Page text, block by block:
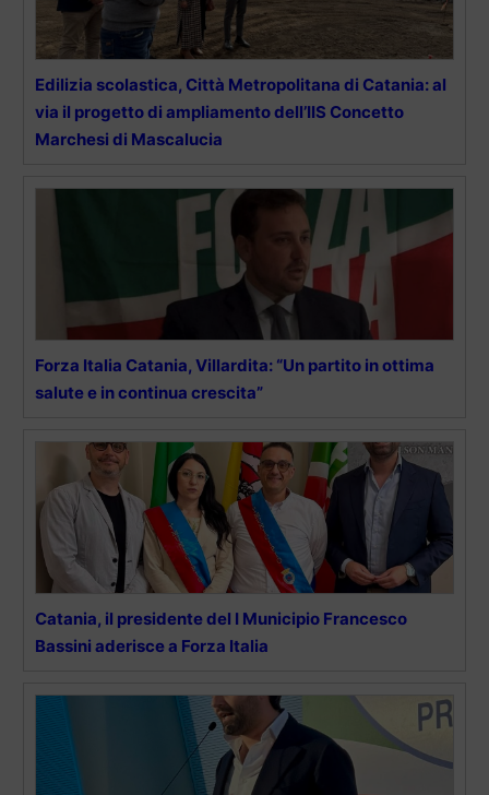
Edilizia scolastica, Città Metropolitana di Catania: al
via il progetto di ampliamento dell’IIS Concetto
Marchesi di Mascalucia
Forza Italia Catania, Villardita: “Un partito in ottima
salute e in continua crescita”
Catania, il presidente del I Municipio Francesco
Bassini aderisce a Forza Italia